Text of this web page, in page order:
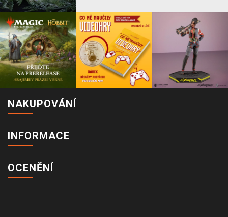
NAKUPOVÁNÍ
INFORMACE
OCENĚNÍ